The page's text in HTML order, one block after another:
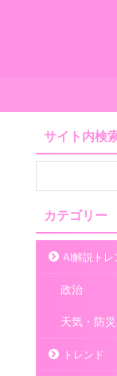
サイト内検
カテゴリー
AI解説トレ
政治
天気・防災
トレンド